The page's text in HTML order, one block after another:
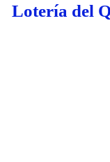
Lotería del